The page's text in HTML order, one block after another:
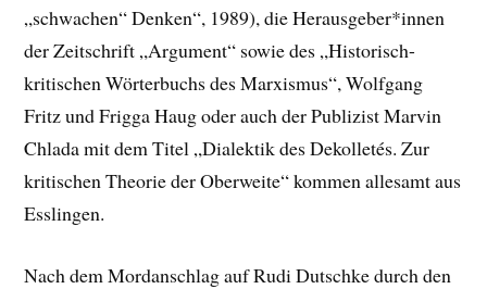
„schwachen“ Denken“, 1989), die Herausgeber*innen
der Zeitschrift „Argument“ sowie des „Historisch-
kritischen Wörterbuchs des Marxismus“, Wolfgang
Fritz und Frigga Haug oder auch der Publizist Marvin
Chlada mit dem Titel „Dialektik des Dekolletés. Zur
kritischen Theorie der Oberweite“ kommen allesamt aus
Esslingen.
Nach dem Mordanschlag auf Rudi Dutschke durch den